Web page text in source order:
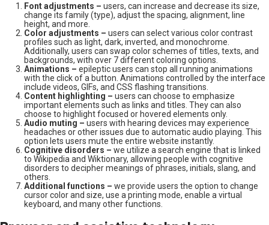
Font adjustments – users, can increase and decrease its size,
change its family (type), adjust the spacing, alignment, line
height, and more.
Color adjustments – users can select various color contrast
profiles such as light, dark, inverted, and monochrome.
Additionally, users can swap color schemes of titles, texts, and
backgrounds, with over 7 different coloring options.
Animations – epileptic users can stop all running animations
with the click of a button. Animations controlled by the interface
include videos, GIFs, and CSS flashing transitions.
Content highlighting – users can choose to emphasize
important elements such as links and titles. They can also
choose to highlight focused or hovered elements only.
Audio muting – users with hearing devices may experience
headaches or other issues due to automatic audio playing. This
option lets users mute the entire website instantly.
Cognitive disorders – we utilize a search engine that is linked
to Wikipedia and Wiktionary, allowing people with cognitive
disorders to decipher meanings of phrases, initials, slang, and
others.
Additional functions – we provide users the option to change
cursor color and size, use a printing mode, enable a virtual
keyboard, and many other functions.